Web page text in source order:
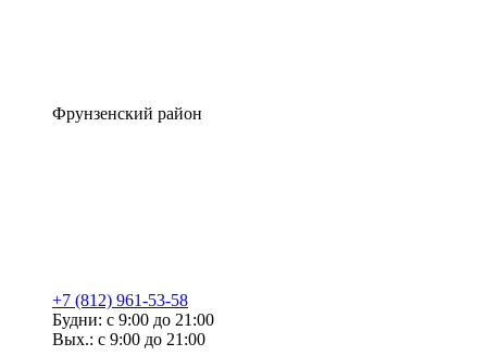
Фрунзенский район
+7 (812) 961-53-58
Будни: с 9:00 до 21:00
Вых.: с 9:00 до 21:00